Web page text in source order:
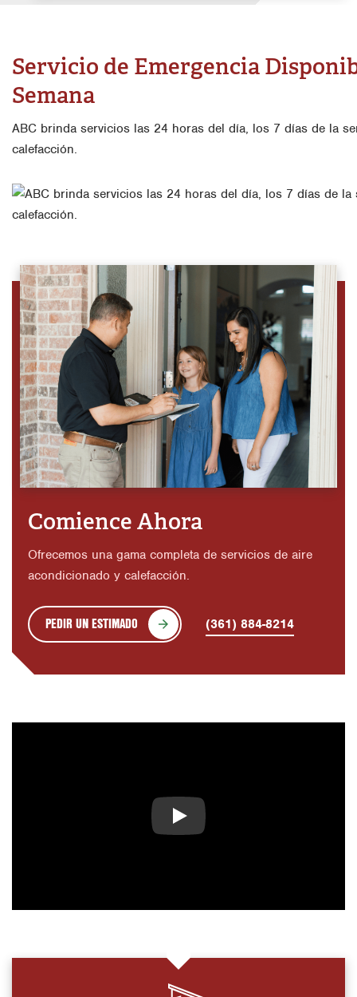
Servicio de Emergencia
Semana
ABC brinda servicios las 24 horas del día, los 7 días de la
calefacción.
Comience Ahora
Ofrecemos una gama completa de servicios de aire
acondicionado y calefacción.
PEDIR UN ESTIMADO (361) 884-8214